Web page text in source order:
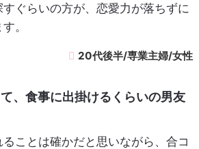
ぐらいの方が、恋愛力が落ちずに
。
20代後半/専業主婦/女性
、食事に出掛けるくらいの男友
ことは確かだと思いながら、合コ